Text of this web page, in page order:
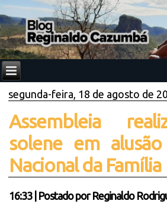
segunda-feira, 18 de agosto de
Assembleia
solene em
Nacional da Família
16:33| Postado por Reginaldo